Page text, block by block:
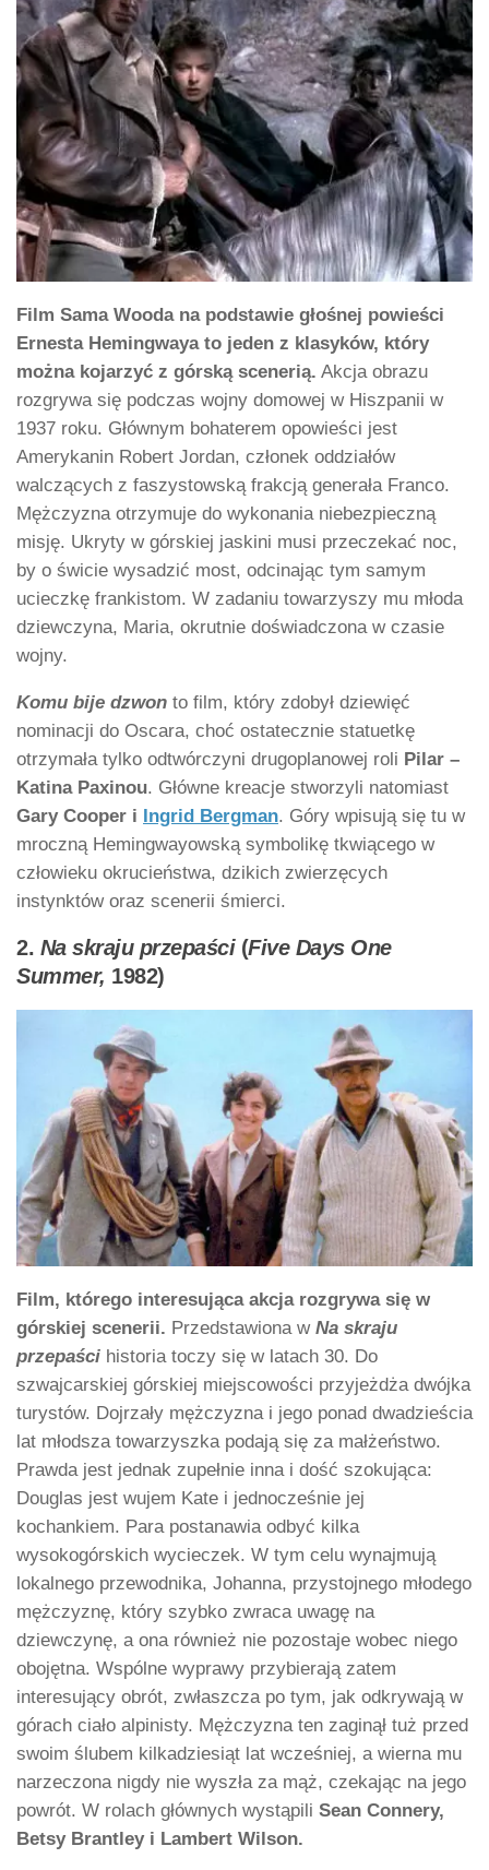
Film Sama Wooda na podstawie głośnej powieści
Ernesta Hemingwaya to jeden z klasyków, który
można kojarzyć z górską scenerią. Akcja obrazu
rozgrywa się podczas wojny domowej w Hiszpanii w
1937 roku. Głównym bohaterem opowieści jest
Amerykanin Robert Jordan, członek oddziałów
walczących z faszystowską frakcją generała Franco.
Mężczyzna otrzymuje do wykonania niebezpieczną
misję. Ukryty w górskiej jaskini musi przeczekać noc,
by o świcie wysadzić most, odcinając tym samym
ucieczkę frankistom. W zadaniu towarzyszy mu młoda
dziewczyna, Maria, okrutnie doświadczona w czasie
wojny.
Komu bije dzwon to film, który zdobył dziewięć
nominacji do Oscara, choć ostatecznie statuetkę
otrzymała tylko odtwórczyni drugoplanowej roli Pilar –
Katina Paxinou. Główne kreacje stworzyli natomiast
Gary Cooper i Ingrid Bergman. Góry wpisują się tu w
mroczną Hemingwayowską symbolikę tkwiącego w
człowieku okrucieństwa, dzikich zwierzęcych
instynktów oraz scenerii śmierci.
2. Na skraju przepaści(Five Days One
Summer, 1982)
Film, którego interesująca akcja rozgrywa się w
górskiej scenerii. Przedstawiona w Na skraju
przepaści historia toczy się w latach 30. Do
szwajcarskiej górskiej miejscowości przyjeżdża dwójka
turystów. Dojrzały mężczyzna i jego ponad dwadzieścia
lat młodsza towarzyszka podają się za małżeństwo.
Prawda jest jednak zupełnie inna i dość szokująca:
Douglas jest wujem Kate i jednocześnie jej
kochankiem. Para postanawia odbyć kilka
wysokogórskich wycieczek. W tym celu wynajmują
lokalnego przewodnika, Johanna, przystojnego młodego
mężczyznę, który szybko zwraca uwagę na
dziewczynę, a ona również nie pozostaje wobec niego
obojętna. Wspólne wyprawy przybierają zatem
interesujący obrót, zwłaszcza po tym, jak odkrywają w
górach ciało alpinisty. Mężczyzna ten zaginął tuż przed
swoim ślubem kilkadziesiąt lat wcześniej, a wierna mu
narzeczona nigdy nie wyszła za mąż, czekając na jego
powrót. W rolach głównych wystąpili Sean Connery,
Betsy Brantley i Lambert Wilson.